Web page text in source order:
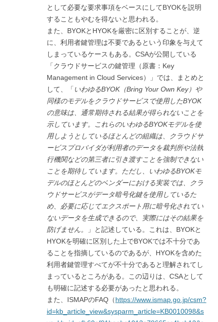
として必要な要求事項をベースにしてBYOKを説明
することもやむを得ないと思われる。
また、BYOKとHYOKを厳密に区別することが、逆
に、利用者鍵管理は不要であるという印象を与えて
しまっているケースもある。CSAが公開している
「クラウドサービスの鍵管理（原書：Key
Management in Cloud Services）」では、まとめと
して、「 いわゆるBYOK（Bring Your Own Key）や
同様のモデルをクラウドサービスで使用したBYOK
の意味は、通常期待される結果が得られないことを
示しています。これらのいわゆるBYOKモデルを使
用しようとしているほとんどの組織は、クラウドサ
ービスプロバイダが利用者のデータを裁判所や法執
行機関などの第三者に引き渡すことを強制できない
ことを期待しています。ただし、いわゆるBYOKモ
デルのほとんどのベンダーにおける実装では、クラ
ウドサービスがデータ暗号化鍵を使用しているた
め、必要に応じてエクスポート用に暗号化されてい
ないデータを生成できるので、実際にはその結果を
防げません。
」と記述している。これは、BYOKと
HYOKを明確に区別した上でBYOKでは不十分であ
ることを指摘しているのであるが、HYOKを含めた
利用者鍵管理すべてが不十分であると理解されてし
まっているところがある。この辺りは、CSAとして
も明確に記述する必要があったと思われる。
また、ISMAPのFAQ（https://www.ismap.go.jp/csm?
id=kb_article_view&sysparm_article=KB0010098&s